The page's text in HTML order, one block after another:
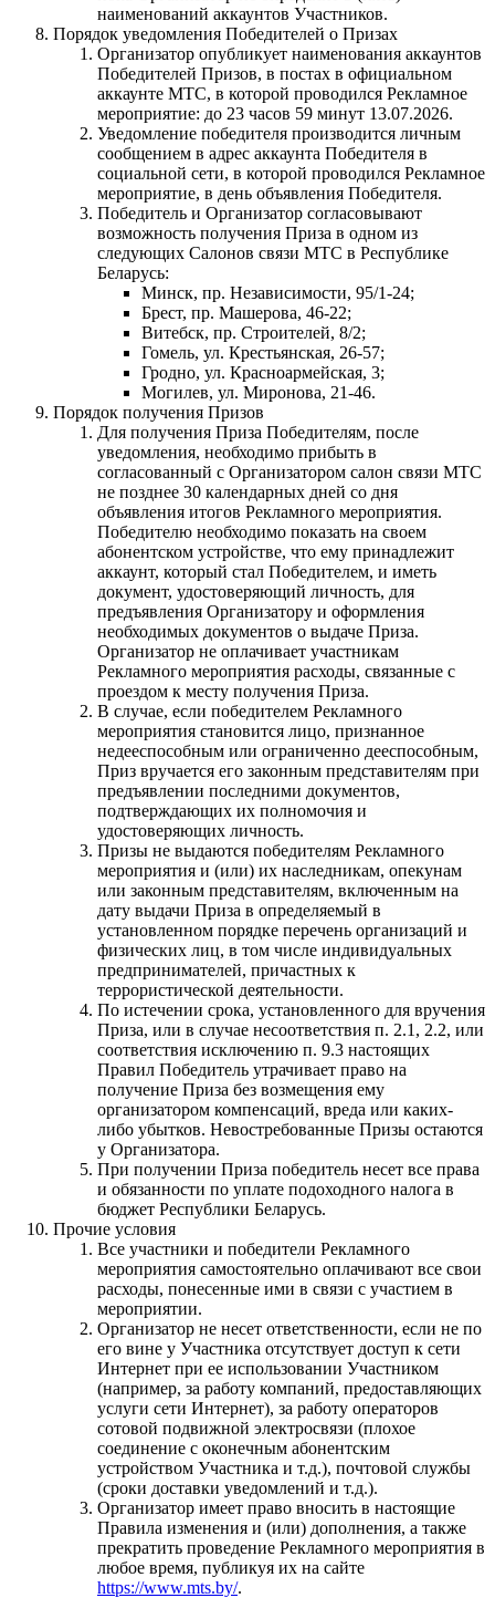
наименований аккаунтов Участников.
Порядок уведомления Победителей о Призах
Организатор опубликует наименования аккаунтов
Победителей Призов, в постах в официальном
аккаунте МТС, в которой проводился Рекламное
мероприятие: до 23 часов 59 минут 13.07.2026.
Уведомление победителя производится личным
сообщением в адрес аккаунта Победителя в
социальной сети, в которой проводился Рекламное
мероприятие, в день объявления Победителя.
Победитель и Организатор согласовывают
возможность получения Приза в одном из
следующих Салонов связи МТС в Республике
Беларусь:
Минск, пр. Независимости, 95/1-24;
Брест, пр. Машерова, 46-22;
Витебск, пр. Строителей, 8/2;
Гомель, ул. Крестьянская, 26-57;
Гродно, ул. Красноармейская, 3;
Могилев, ул. Миронова, 21-46.
Порядок получения Призов
Для получения Приза Победителям, после
уведомления, необходимо прибыть в
согласованный с Организатором салон связи МТС
не позднее 30 календарных дней со дня
объявления итогов Рекламного мероприятия.
Победителю необходимо показать на своем
абонентском устройстве, что ему принадлежит
аккаунт, который стал Победителем, и иметь
документ, удостоверяющий личность, для
предъявления Организатору и оформления
необходимых документов о выдаче Приза.
Организатор не оплачивает участникам
Рекламного мероприятия расходы, связанные с
проездом к месту получения Приза.
В случае, если победителем Рекламного
мероприятия становится лицо, признанное
недееспособным или ограниченно дееспособным,
Приз вручается его законным представителям при
предъявлении последними документов,
подтверждающих их полномочия и
удостоверяющих личность.
Призы не выдаются победителям Рекламного
мероприятия и (или) их наследникам, опекунам
или законным представителям, включенным на
дату выдачи Приза в определяемый в
установленном порядке перечень организаций и
физических лиц, в том числе индивидуальных
предпринимателей, причастных к
террористической деятельности.
По истечении срока, установленного для вручения
Приза, или в случае несоответствия п. 2.1, 2.2, или
соответствия исключению п. 9.3 настоящих
Правил Победитель утрачивает право на
получение Приза без возмещения ему
организатором компенсаций, вреда или каких-
либо убытков. Невостребованные Призы остаются
у Организатора.
При получении Приза победитель несет все права
и обязанности по уплате подоходного налога в
бюджет Республики Беларусь.
Прочие условия
Все участники и победители Рекламного
мероприятия самостоятельно оплачивают все свои
расходы, понесенные ими в связи с участием в
мероприятии.
Организатор не несет ответственности, если не по
его вине у Участника отсутствует доступ к сети
Интернет при ее использовании Участником
(например, за работу компаний, предоставляющих
услуги сети Интернет), за работу операторов
сотовой подвижной электросвязи (плохое
соединение с оконечным абонентским
устройством Участника и т.д.), почтовой службы
(сроки доставки уведомлений и т.д.).
Организатор имеет право вносить в настоящие
Правила изменения и (или) дополнения, а также
прекратить проведение Рекламного мероприятия в
любое время, публикуя их на сайте
https://www.mts.by/.